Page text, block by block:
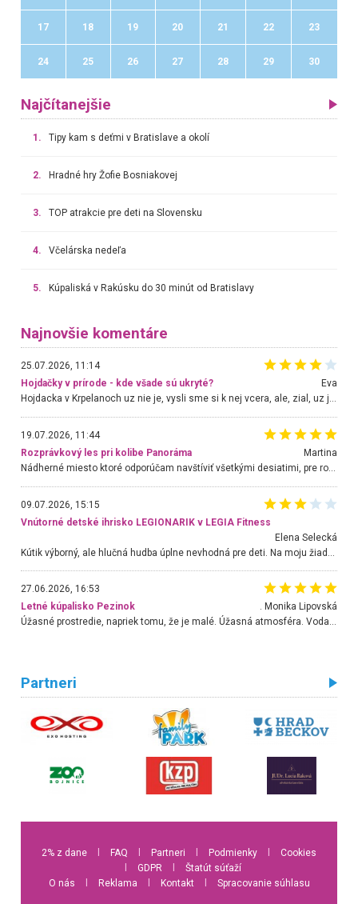
17 18 19 20 21 22 23
24 25 26 27 28 29 30
Najčítanejšie
1. Tipy kam s deťmi v Bratislave a okolí
2. Hradné hry Žofie Bosniakovej
3. TOP atrakcie pre deti na Slovensku
4. Včelárska nedeľa
5. Kúpaliská v Rakúsku do 30 minút od Bratislavy
Najnovšie komentáre
25.07.2026, 11:14
Hojdačky v prírode - kde všade sú ukryté?
Eva
Hojdacka v Krpelanoch uz nie je, vysli sme si k nej vcera, ale, zial, uz je znicena. Ak sem planujete cestu len kvoli hojdacke, mozete si ju usetrit. Krasny vyhlad je tu vsak aj bez hojdacky :-)
19.07.2026, 11:44
Rozprávkový les pri kolibe Panoráma
Martina
Nádherné miesto ktoré odporúčam navštíviť všetkými desiatimi, pre rodiny s deťmi, dôchodcom... Proste a jednoducho ozaj rozprávkový les.. určite ešte prídeme. Odniesli sme si na pamiatku krásne tričká,
09.07.2026, 15:15
Vnútorné detské ihrisko LEGIONARIK v LEGIA Fitness
Elena Selecká
27.06.2026, 16:53
Letné kúpalisko Pezinok
. Monika Lipovská
Úžasné prostredie, napriek tomu, že je malé. Úžasná atmosféra. Voda fantastická a nádherná. Ľudí je pomerne veľa, ale su mili a ohľaduplní. Je veľmi zaujímavé sledovať, ako dokážu spolu športovať cudzí ľudia a bez ohľadu na vek. Vládne tu pohoda. Vnuka neviem dostať z vody. Ďakujem za krásny deň . Urcite sa sem vrátim. Jediný problém je s parkovaním, ale aj ten sa mi podarilo vyriešiť. Monika Bratislava
Partneri
2% z dane FAQ Partneri Podmienky
Cookies
GDPR
Štatút súťaží
O nás
Reklama Kontakt Spracovanie súhlasu